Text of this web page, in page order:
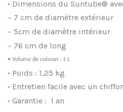
• Dimensions du Suntube®
– 7 cm de diamètre extérieur
– 5cm de diamètre intérieur
– 76 cm de long
• Volume de cuisson : 1 L
• Poids : 1,25 kg
• Entretien facile avec un
• Garantie : 1 an